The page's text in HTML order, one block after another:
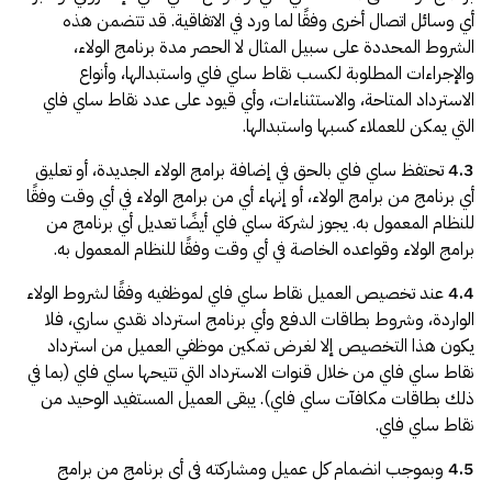
أي وسائل اتصال أخرى وفقًا لما ورد في الاتفاقية. قد تتضمن هذه
الشروط المحددة على سبيل المثال لا الحصر مدة برنامج الولاء،
والإجراءات المطلوبة لكسب نقاط ساي فاي واستبدالها، وأنواع
الاسترداد المتاحة، والاستثناءات، وأي قيود على عدد نقاط ساي فاي
التي يمكن للعملاء كسبها واستبدالها.
4.3تحتفظ ساي فاي بالحق في إضافة برامج الولاء الجديدة، أو تعليق
أي برنامج من برامج الولاء، أو إنهاء أي من برامج الولاء في أي وقت وفقًا
للنظام المعمول به. يجوز لشركة ساي فاي أيضًا تعديل أي برنامج من
برامج الولاء وقواعده الخاصة في أي وقت وفقًا للنظام المعمول به.
4.4عند تخصيص العميل نقاط ساي فاي لموظفيه وفقًا لشروط الولاء
الواردة، وشروط بطاقات الدفع وأي برنامج استرداد نقدي ساري، فلا
يكون هذا التخصيص إلا لغرض تمكين موظفي العميل من استرداد
نقاط ساي فاي من خلال قنوات الاسترداد التي تتيحها ساي فاي (بما في
ذلك بطاقات مكافآت ساي فاي). يبقى العميل المستفيد الوحيد من
نقاط ساي فاي.
4.5 وبموجب انضمام كل عميل ومشاركته في أي برنامج من برامج